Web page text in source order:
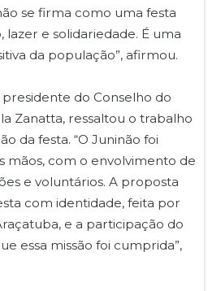
se firma como uma festa
lazer e solidariedade. É uma
da população”, afirmou.
do Conselho do
Zanatta, ressaltou o trabalho
da festa. “O Juninão foi
mãos, com o envolvimento de
e voluntários. A proposta
com identidade, feita por
e a participação do
essa missão foi cumprida”,